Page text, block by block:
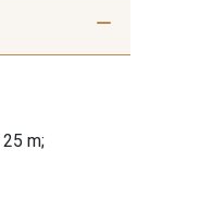
25 m;